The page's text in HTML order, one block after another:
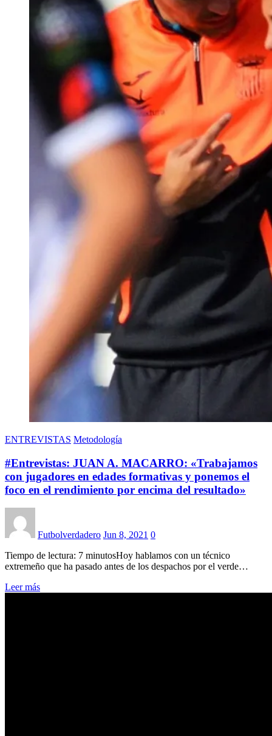
ENTREVISTAS Metodología
#Entrevistas: JUAN A. MACARRO: «Trabajamos
con jugadores en edades formativas y ponemos el
foco en el rendimiento por encima del resultado»
Futbolverdadero Jun 8, 2021 0
Tiempo de lectura: 7 minutosHoy hablamos con un técnico
extremeño que ha pasado antes de los despachos por el verde…
Leer más